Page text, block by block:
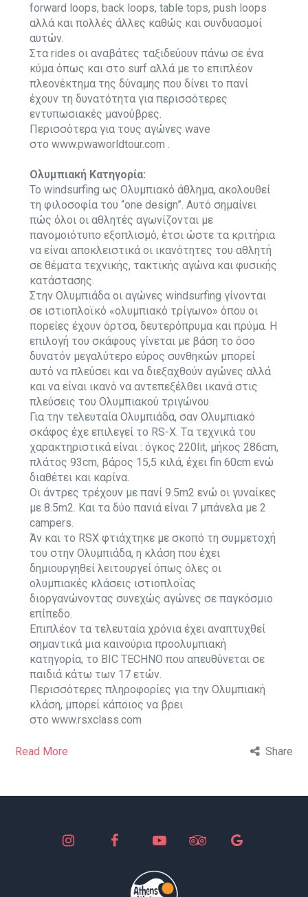
forward loops, back loops, table tops, push loops
αλλά και πολλές άλλες καθώς και συνδυασμοί
αυτών.
Στα rides οι αναβάτες ταξιδεύουν πάνω σε ένα
κύμα όπως και στο surf αλλά με το επιπλέον
πλεονέκτημα της δύναμης που δίνει το πανί
έχουν τη δυνατότητα για περισσότερες
εντυπωσιακές μανούβρες.
Περισσότερα για τους αγώνες wave
στο www.pwaworldtour.com
Ολυμπιακή Κατηγορία:
To windsurfing ως Ολυμπιακό άθλημα, ακολουθεί
τη φιλοσοφία του “one design”. Αυτό σημαίνει
πώς όλοι οι αθλητές αγωνίζονται με
πανομοιότυπο εξοπλισμό, έτσι ώστε τα κριτήρια
να είναι αποκλειστικά οι ικανότητες του αθλητή
σε θέματα τεχνικής, τακτικής αγώνα και φυσικής
κατάστασης.
Στην Ολυμπιάδα οι αγώνες windsurfing γίνονται
σε ιστιοπλοϊκό «ολυμπιακό τρίγωνο» όπου οι
πορείες έχουν όρτσα, δευτερόπρυμα και πρύμα. Η
επιλογή του σκάφους γίνεται με βάση το όσο
δυνατόν μεγαλύτερο εύρος συνθηκών μπορεί
αυτό να πλεύσει και να διεξαχθούν αγώνες αλλά
και να είναι ικανό να αντεπεξέλθει ικανά στις
πλεύσεις του Ολυμπιακού τριγώνου.
Για την τελευταία Ολυμπιάδα, σαν Ολυμπιακό
σκάφος έχε επιλεγεί το RS-X. Tα τεχνικά του
χαρακτηριστικά είναι : όγκος 220lit, μήκος 286cm,
πλάτος 93cm, βάρος 15,5 κιλά, έχει fin 60cm ενώ
διαθέτει και καρίνα.
Οι άντρες τρέχουν με πανί 9.5m2 ενώ οι γυναίκες
με 8.5m2. Και τα δύο πανιά είναι 7 μπάνελα με 2
campers.
Άν και το RSX φτιάχτηκε με σκοπό τη συμμετοχή
του στην Ολυμπιάδα, η κλάση που έχει
δημιουργηθεί λειτουργεί όπως όλες οι
ολυμπιακές κλάσεις ιστιοπλοΐας
διοργανώνοντας συνεχώς αγώνες σε παγκόσμιο
επίπεδο.
Επιπλέον τα τελευταία χρόνια έχει αναπτυχθεί
σημαντικά μια καινούρια προολυμπιακή
κατηγορία, το BIC TECHNO που απευθύνεται σε
παιδιά κάτω των 17 ετών.
Περισσότερες πληροφορίες για την Ολυμπιακή
κλάση, μπορεί κάποιος να βρει
στο www.rsxclass.com
Read More Share